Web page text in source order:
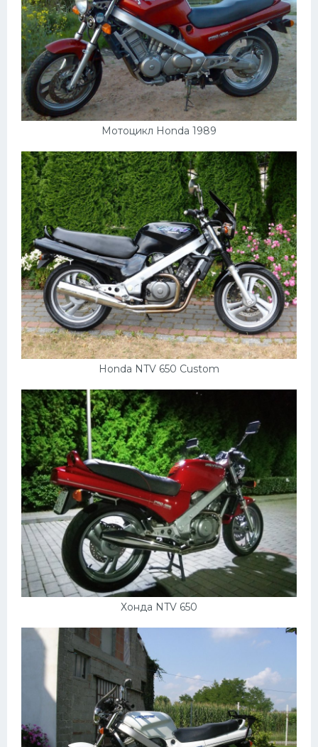
Мотоцикл Honda 1989
Honda NTV 650 Custom
Хонда NTV 650
Порше
Самолеты
Корабли
Комплектующие
Тойота
Шкода
Вертолеты
Мазда
Самокаты
Велосипеды
Рено
Прогулочные суда
Хендай
Камаз
Автобусы
Хонда
Грузовики
Шевроле
УАЗ
Кадиллак
Автокемпер
Феррари
Поезда
Мотоциклы
Ява